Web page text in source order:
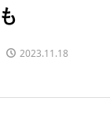
2023.11.18